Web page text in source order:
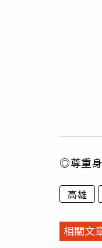
◎尊重
高雄
相關文